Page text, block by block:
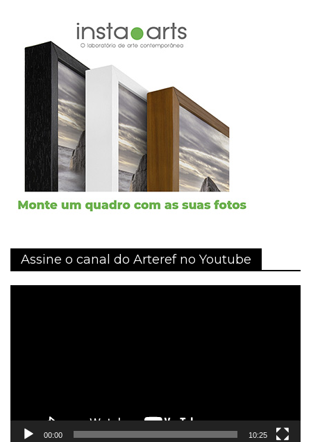
Assine o canal do Arteref no Youtube
00:00 10:25